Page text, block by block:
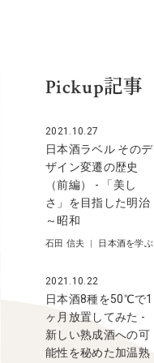
Pickup記事
2021.10.27
日本酒ラベル そのデ
ザイン変遷の歴史
（前編） - 「美し
さ」を目指した明治
～昭和
石田 信夫 | 日本酒を学ぶ
2021.10.22
日本酒8種を50℃で1
ヶ月放置してみた -
新しい熟成酒への可
能性を秘めた加温熟